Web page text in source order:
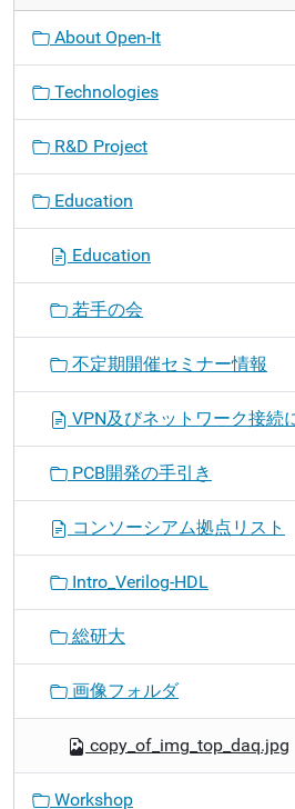
About Open-It
Technologies
R&D Project
Education
Education
若手の会
不定期開催セミナー情報
VPN及びネットワーク接続
PCB開発の手引き
コンソーシアム拠点リスト
Intro_Verilog-HDL
総研大
画像フォルダ
copy_of_img_top_daq.jpg
Workshop